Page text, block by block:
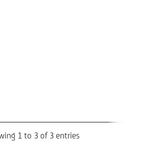
1 to 3 of 3 entries